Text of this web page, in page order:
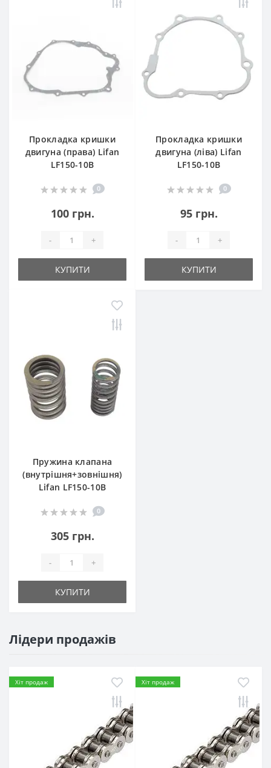
Прокладка кришки
двигуна (права) Lifan
LF150-10B
0
100 грн.
- +
КУПИТИ
Прокладка кришки
двигуна (ліва) Lifan
LF150-10B
0
95 грн.
- +
КУПИТИ
Пружина клапана
(внутрішня+зовнішня)
Lifan LF150-10B
0
305 грн.
- +
КУПИТИ
Лідери продажів
Хіт продаж Хіт продаж